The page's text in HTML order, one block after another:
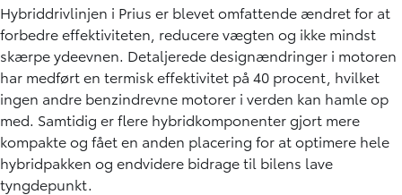
Hybriddrivlinjen i Prius er blevet omfattende ændret for at
forbedre effektiviteten, reducere vægten og ikke mindst
skærpe ydeevnen. Detaljerede designændringer i motoren
har medført en termisk effektivitet på 40 procent, hvilket
ingen andre benzindrevne motorer i verden kan hamle op
med. Samtidig er flere hybridkomponenter gjort mere
kompakte og fået en anden placering for at optimere hele
hybridpakken og endvidere bidrage til bilens lave
tyngdepunkt.